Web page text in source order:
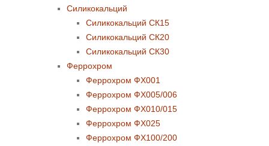
Силикокальций
Силикокальций СК15
Силикокальций СК20
Силикокальций СК30
Феррохром
Феррохром ФХ001
Феррохром ФХ005/006
Феррохром ФХ010/015
Феррохром ФХ025
Феррохром ФХ100/200